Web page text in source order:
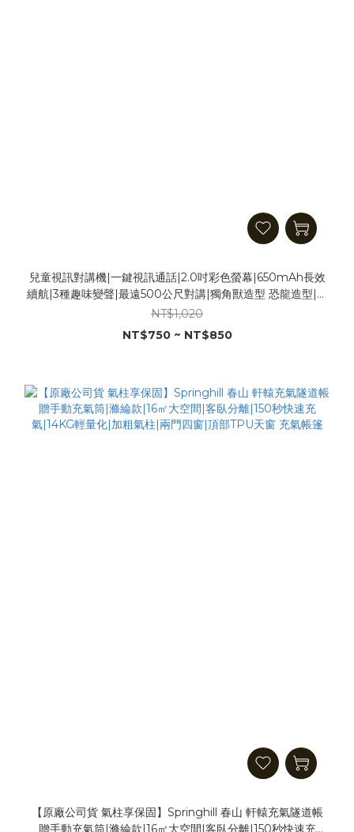
兒童視訊對講機|一鍵視訊通話|2.0吋彩色螢幕|650mAh長效
續航|3種趣味變聲|最遠500公尺對講|獨角獸造型 恐龍造型|親
子互動 兒童玩具 露營趣味
NT$1,020
NT$750 ~ NT$850
【原廠公司貨 氣柱享保固】Springhill 春山 軒轅充氣隧道帳
贈手動充氣筒|滌綸款|16㎡大空間|客臥分離|150秒快速充